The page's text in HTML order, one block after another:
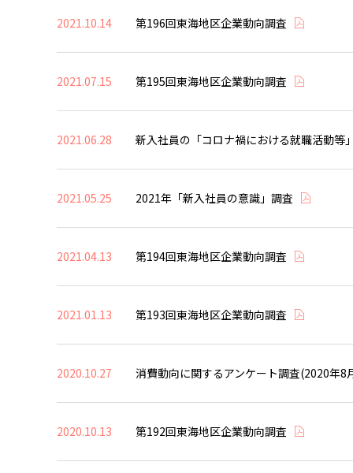
2021.10.14 第196回東海地区企業動向調査
2021.07.15 第195回東海地区企業動向調査
2021.06.28 新入社員の「コロナ禍における就職活動等
2021.05.25 2021年「新入社員の意識」調査
2021.04.13 第194回東海地区企業動向調査
2021.01.13 第193回東海地区企業動向調査
2020.10.27 消費動向に関するアンケート調査(2020年8
2020.10.13 第192回東海地区企業動向調査